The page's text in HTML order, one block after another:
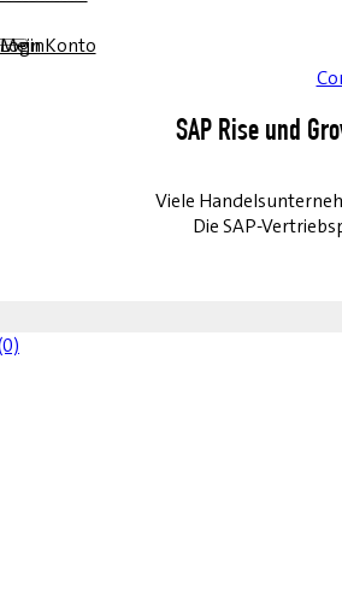
Login
Mein Konto
SAP Rise und
Viele
Die SAP-